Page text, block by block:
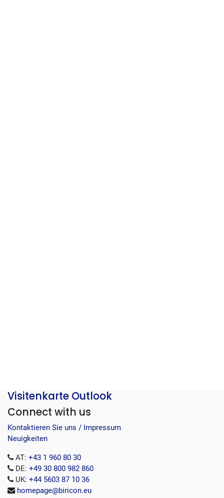
Visitenkarte Outlook
Connect with us
Kontaktieren Sie uns / Impressum
Neuigkeiten
AT: +43 1 960 80 30
DE: +49 30 800 982 860
UK: +44 5603 87 10 36
homepage@biricon.eu